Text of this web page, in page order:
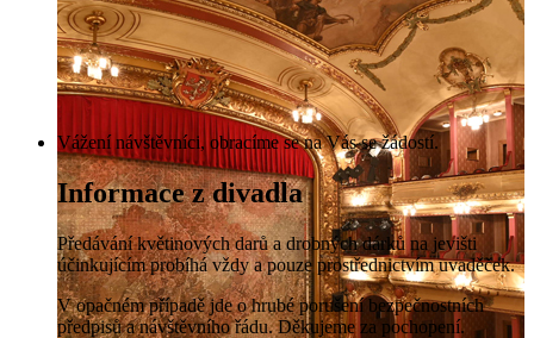
Vážení návštěvníci, obracíme se na Vás se žádostí.
Informace z divadla
Předávání květinových darů a drobných dárků na jevišti
účinkujícím probíhá vždy a pouze prostřednictvím uvaděček.
V opačném případě jde o hrubé porušení bezpečnostních
předpisů a návštěvního řádu. Děkujeme za pochopení.